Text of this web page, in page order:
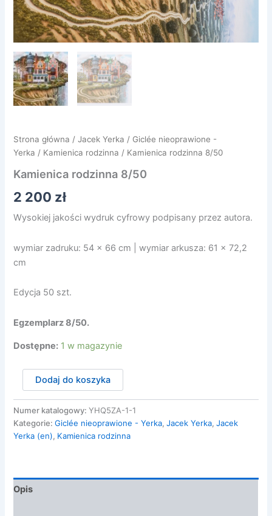
Strona główna /Jacek Yerka / Giclée nieoprawione -
Yerka / Kamienica rodzinna / Kamienica rodzinna 8/50
Kamienica rodzinna 8/50
2 200 zł
Wysokiej jakości wydruk cyfrowy podpisany przez autora.
wymiar zadruku: 54 x 66 cm | wymiar arkusza: 61 x 72,2
cm
Edycja 50 szt.
Egzemplarz 8/50.
Dostępne: 1 w magazynie
Kamienica
rodzinna
8/50
Dodaj do koszyka
Numer katalogowy:YHQ5ZA-1-1
Kategorie:Giclée nieoprawione - Yerka,Jacek Yerka,Jacek
Yerka (en), Kamienica rodzinna
Opis